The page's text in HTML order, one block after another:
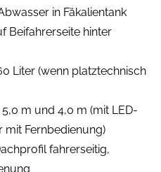
in Fäkalientank
Beifahrerseite hinter
Liter (wenn platztechnisch
m und 4,0 m (mit LED-
Fernbedienung)
fahrerseitig,